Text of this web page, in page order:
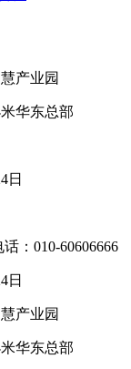
产业园
华东总部
日
：010-60606666
日
产业园
华东总部